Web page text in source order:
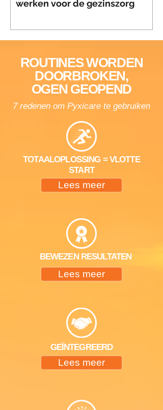
werken voor de gezinszorg
ROUTINES WORDEN
DOORBROKEN,
OGEN GEOPEND
7 redenen om Pyxicare te gebruiken
TOTAALOPLOSSING = VLOTTE
START
Lees meer
BEWEZEN RESULTATEN
Lees meer
GEÏNTEGREERD
Lees meer